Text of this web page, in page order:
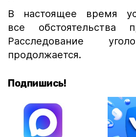
В настоящее время
все обстоятельства
Расследование
продолжается.
Подпишись!